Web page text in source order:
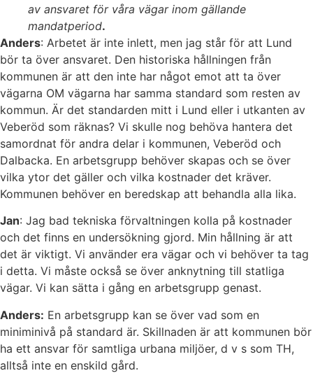
av ansvaret för våra vägar inom gällande
mandatperiod.
Anders: Arbetet är inte inlett, men jag står för att Lund
bör ta över ansvaret. Den historiska hållningen från
kommunen är att den inte har något emot att ta över
vägarna OM vägarna har samma standard som resten av
kommun. Är det standarden mitt i Lund eller i utkanten av
Veberöd som räknas? Vi skulle nog behöva hantera det
samordnat för andra delar i kommunen, Veberöd och
Dalbacka. En arbetsgrupp behöver skapas och se över
vilka ytor det gäller och vilka kostnader det kräver.
Kommunen behöver en beredskap att behandla alla lika.
Jan: Jag bad tekniska förvaltningen kolla på kostnader
och det finns en undersökning gjord. Min hållning är att
det är viktigt. Vi använder era vägar och vi behöver ta tag
i detta. Vi måste också se över anknytning till statliga
vägar. Vi kan sätta i gång en arbetsgrupp genast.
Anders: En arbetsgrupp kan se över vad som en
miniminivå på standard är. Skillnaden är att kommunen bör
ha ett ansvar för samtliga urbana miljöer, d v s som TH,
alltså inte en enskild gård.